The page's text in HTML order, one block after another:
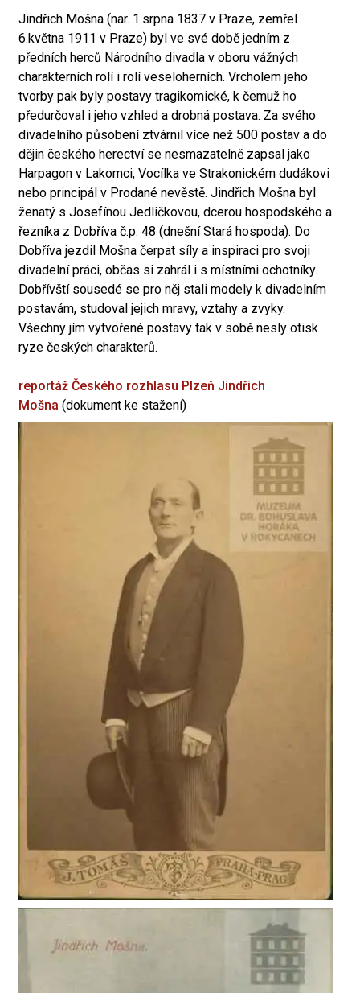
Jindřich Mošna (nar. 1.srpna 1837 v Praze, zemřel
6.května 1911 v Praze) byl ve své době jedním z
předních herců Národního divadla v oboru vážných
charakterních rolí i rolí veseloherních. Vrcholem jeho
tvorby pak byly postavy tragikomické, k čemuž ho
předurčoval i jeho vzhled a drobná postava. Za svého
divadelního působení ztvárnil více než 500 postav a do
dějin českého herectví se nesmazatelně zapsal jako
Harpagon v Lakomci, Vocílka ve Strakonickém dudákovi
nebo principál v Prodané nevěstě. Jindřich Mošna byl
ženatý s Josefínou Jedličkovou, dcerou hospodského a
řezníka z Dobříva č.p. 48 (dnešní Stará hospoda). Do
Dobříva jezdil Mošna čerpat síly a inspiraci pro svoji
divadelní práci, občas si zahrál i s místními ochotníky.
Dobřívští sousedé se pro něj stali modely k divadelním
postavám, studoval jejich mravy, vztahy a zvyky.
Všechny jím vytvořené postavy tak v sobě nesly otisk
ryze českých charakterů.
reportáž Českého rozhlasu Plzeň Jindřich
Mošna (dokument ke stažení)